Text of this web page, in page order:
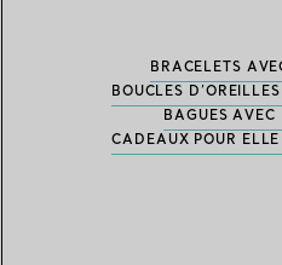
BRACELETS
BOUCLES
BAGUES AVEC
CADEAUX POUR